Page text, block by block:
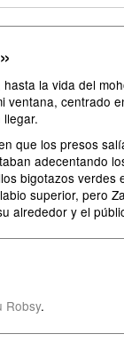
la vida del
ventana, centrado
que los presos
adecentando
bigotazos
superior, pero
alrededor y el
Robsy.